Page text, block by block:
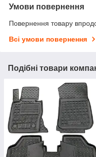
Умови повернення
Повернення товару
Всі умови повернення
Подібні товари